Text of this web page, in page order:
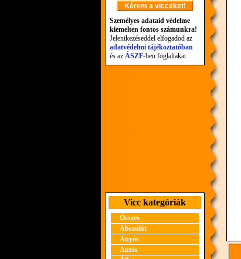
Személyes adataid védelme
kiemelten fontos számunkra!
Jelentkezéseddel elfogadod az
adatvédelmi tájékoztatóban
és az ÁSZF-ben foglaltakat.
Vicc kategóriák
Összes
Abszolút
Anyós
Autós